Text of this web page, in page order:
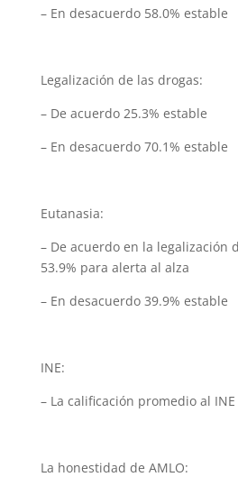
– En desacuerdo 58.0% estable
Legalización de las drogas:
– De acuerdo 25.3% estable
– En desacuerdo 70.1% estable
Eutanasia:
– De acuerdo en la legalización
53.9% para alerta al alza
– En desacuerdo 39.9% estable
INE:
– La calificación promedio al
La honestidad de AMLO: